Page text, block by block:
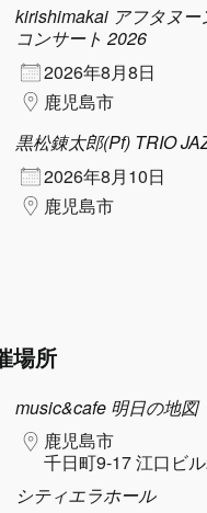
kirishimakai アフタヌー
コンサート 2026
2026年8月8日
鹿児島市
黒松錬太郎(Pf) TRIO
2026年8月10日
鹿児島市
場所
music&cafe 明日の地図
鹿児島市
千日町9-17 江口ビ
シティエラホール